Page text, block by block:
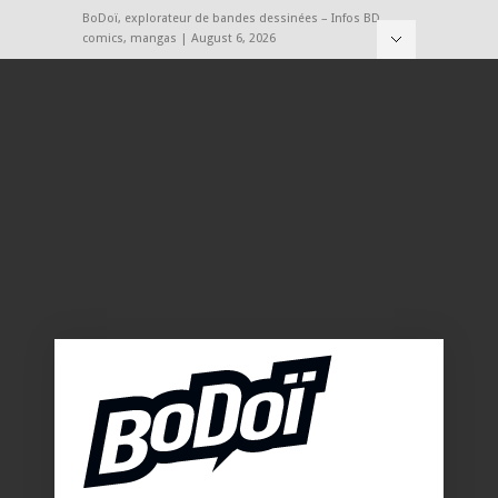
BoDoï, explorateur de bandes dessinées – Infos BD,
comics, mangas | August 6, 2026